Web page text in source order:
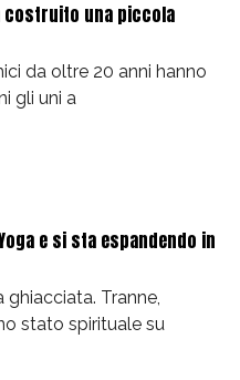
costruito una piccola
da oltre 20 anni hanno
gli uni a
e si sta espandendo in
Tranne,
stato spirituale su